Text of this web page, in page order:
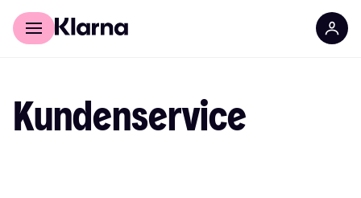
Für Shopper
Kundenservice